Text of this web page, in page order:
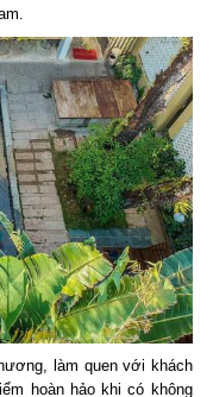
làm quen với khách
hoàn hảo khi có không